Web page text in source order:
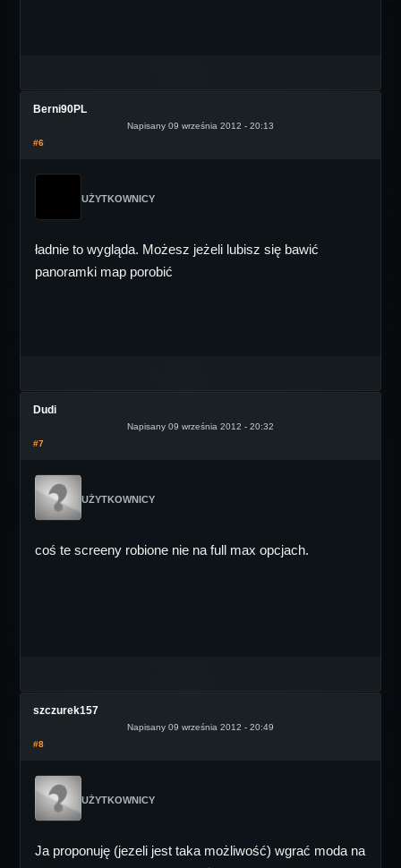
Berni90PL
Napisany 09 września 2012 - 20:13
#6
UŻYTKOWNICY
ładnie to wygląda. Możesz jeżeli lubisz się bawić
panoramki map porobić
Dudi
Napisany 09 września 2012 - 20:32
#7
UŻYTKOWNICY
coś te screeny robione nie na full max opcjach.
szczurek157
Napisany 09 września 2012 - 20:49
#8
UŻYTKOWNICY
Ja proponuję (jezeli jest taka możliwość) wgrać moda na